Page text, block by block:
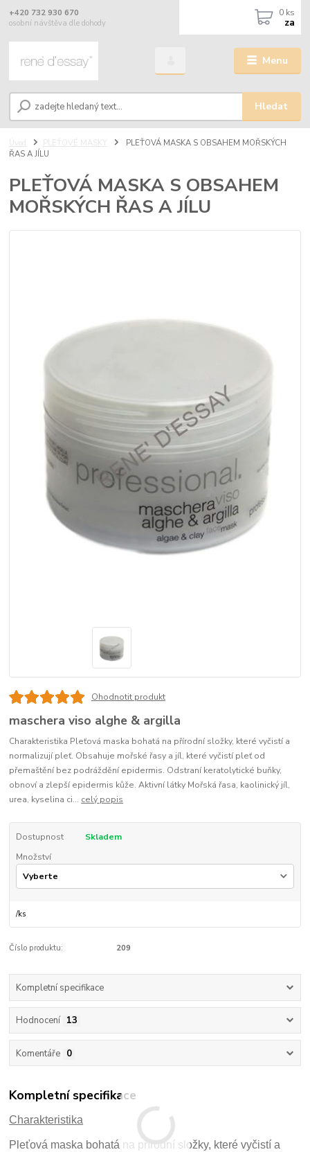
Menu
Hledat
+420 732 930 670
osobní návštěva dle dohody
0 ks
za
Úvod PLEŤOVÉ MASKY
PLEŤOVÁ MASKA S OBSAHEM MOŘSKÝCH
ŘAS A JÍLU
PLEŤOVÁ MASKA S OBSAHEM
MOŘSKÝCH ŘAS A JÍLU
Ohodnotit produkt
maschera viso alghe & argilla
Charakteristika Pleťová maska bohatá na přírodní složky, které vyčistí a
normalizují pleť. Obsahuje mořské řasy a jíl, které vyčistí pleť od
přemaštění bez podráždění epidermis. Odstraní keratolytické buňky,
obnoví a zlepší epidermis kůže. Aktivní látky Mořská řasa, kaolinický jíl,
urea, kyselina ci... celý popis
Dostupnost
Skladem
Množství
/ks
Číslo produktu: 209
Kompletní specifikace
Hodnocení 13
Komentáře 0
Kompletní specifikace
Charakteristika
Pleťová maska bohatá na přírodní složky, které vyčistí a